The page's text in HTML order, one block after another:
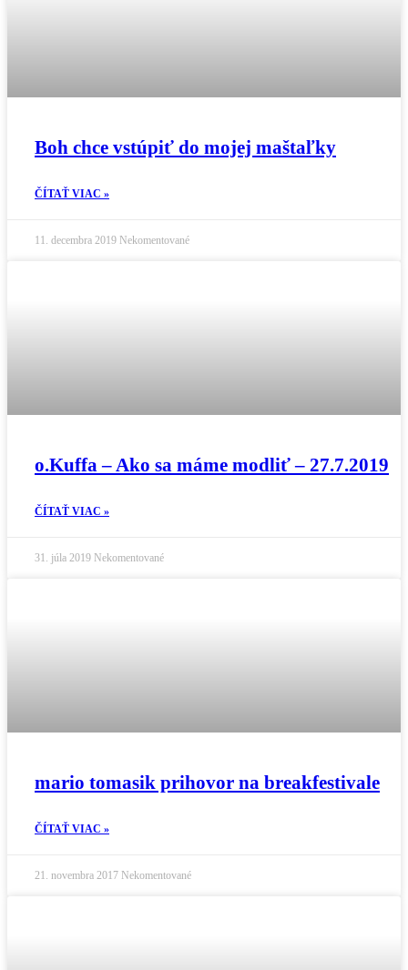
Boh chce vstúpiť do mojej maštaľky
ČÍTAŤ VIAC »
11. decembra 2019 Nekomentované
o.Kuffa – Ako sa máme modliť – 27.7.2019
ČÍTAŤ VIAC »
31. júla 2019 Nekomentované
mario tomasik prihovor na breakfestivale
ČÍTAŤ VIAC »
21. novembra 2017 Nekomentované